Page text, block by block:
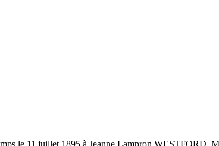
le 11 juillet 1895 à Jeanne Lampron